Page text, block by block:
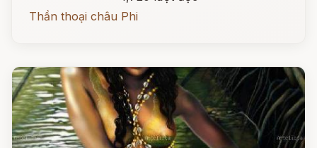
Thần thoại châu Phi